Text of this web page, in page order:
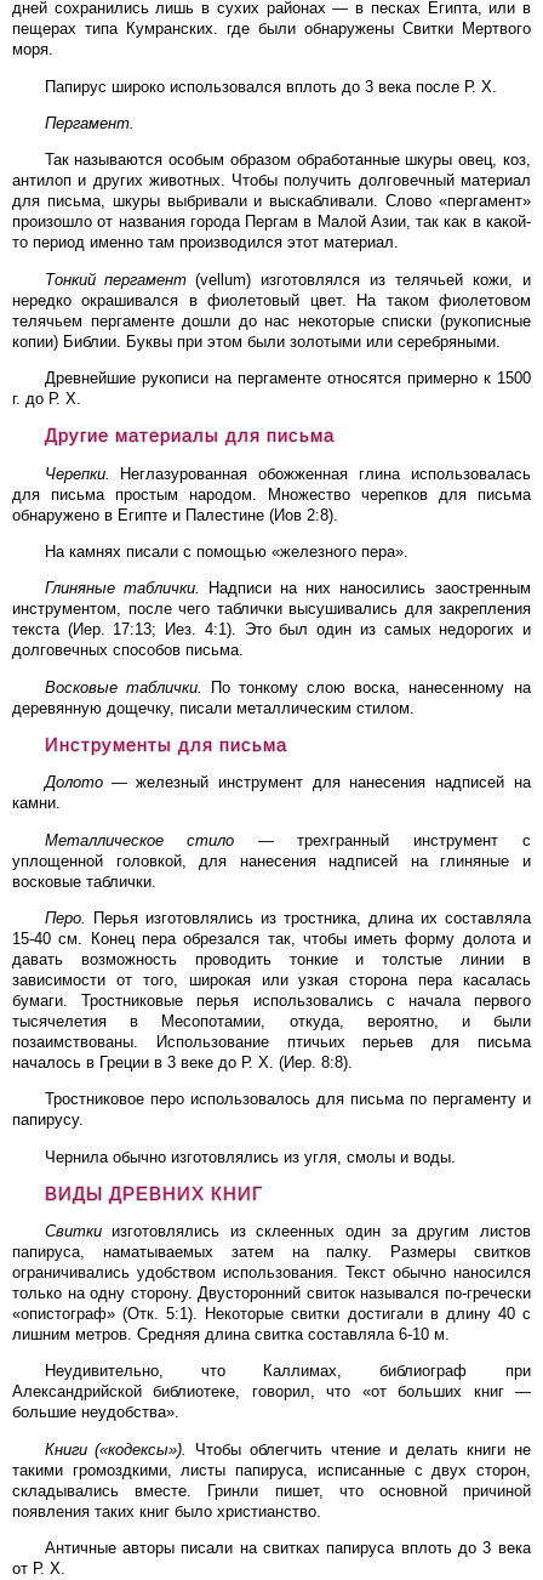
дней сохранились лишь в сухих районах — в песках Египта, или в
пещерах типа Кумранских. где были обнаружены Свитки Мертвого
моря.
Папирус широко использовался вплоть до 3 века после Р. Х.
Пергамент.
Так называются особым образом обработанные шкуры овец, коз,
антилоп и других животных. Чтобы получить долговечный материал
для письма, шкуры выбривали и выскабливали. Слово «пергамент»
произошло от названия города Пергам в Малой Азии, так как в какой-
то период именно там производился этот материал.
Тонкий пергамент(vellum) изготовлялся из телячьей кожи, и
нередко окрашивался в фиолетовый цвет. На таком фиолетовом
телячьем пергаменте дошли до нас некоторые списки (рукописные
копии) Библии. Буквы при этом были золотыми или серебряными.
Древнейшие рукописи на пергаменте относятся примерно к 1500
г. до Р. Х.
Другие материалы для письма
Черепки.
Неглазурованная обожженная глина использовалась
для письма простым народом. Множество черепков для письма
обнаружено в Египте и Палестине (Иов 2:8).
На камнях писали с помощью «железного пера».
Глиняные таблички.
Надписи на них наносились заостренным
инструментом, после чего таблички высушивались для закрепления
текста (Иер. 17:13; Иез. 4:1). Это был один из самых недорогих и
долговечных способов письма.
Восковые таблички.
По тонкому слою воска, нанесенному на
деревянную дощечку, писали металлическим стилом.
Инструменты для письма
Долото —железный инструмент для нанесения надписей на
камни.
Металлическое стило —трехгранный инструмент с
уплощенной головкой, для нанесения надписей на глиняные и
восковые таблички.
Перо.
Перья изготовлялись из тростника, длина их составляла
15-40 см. Конец пера обрезался так, чтобы иметь форму долота и
давать возможность проводить тонкие и толстые линии в
зависимости от того, широкая или узкая сторона пера касалась
бумаги. Тростниковые перья использовались с начала первого
тысячелетия в Месопотамии, откуда, вероятно, и были
позаимствованы. Использование птичьих перьев для письма
началось в Греции в 3 веке до Р. Х. (Иер. 8:8).
Тростниковое перо использовалось для письма по пергаменту и
папирусу.
Чернила обычно изготовлялись из угля, смолы и воды.
ВИДЫ ДРЕВНИХ КНИГ
Свиткиизготовлялись из склеенных один за другим листов
папируса, наматываемых затем на палку. Размеры свитков
ограничивались удобством использования. Текст обычно наносился
только на одну сторону. Двусторонний свиток назывался по-гречески
«опистограф» (Отк. 5:1). Некоторые свитки достигали в длину 40 с
лишним метров. Средняя длина свитка составляла 6-10 м.
Неудивительно, что Каллимах, библиограф при
Александрийской библиотеке, говорил, что «от больших книг —
большие неудобства».
Книги («кодексы»).
Чтобы облегчить чтение и делать книги не
такими громоздкими, листы папируса, исписанные с двух сторон,
складывались вместе. Гринли пишет, что основной причиной
появления таких книг было христианство.
Античные авторы писали на свитках папируса вплоть до 3 века
от Р. Х.